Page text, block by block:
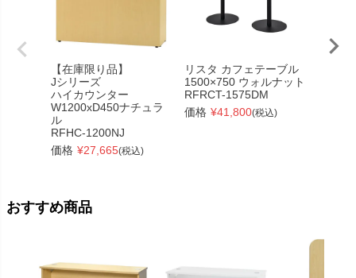
【在庫限り品】
Jシリーズ
ハイカウンター
W1200xD450ナチュラ
ル
RFHC-1200NJ
価格 ¥27,665(税込)
リスタ カフェテーブル
1500×750 ウォルナット
RFRCT-1575DM
価格 ¥41,800(税込)
おすすめ商品